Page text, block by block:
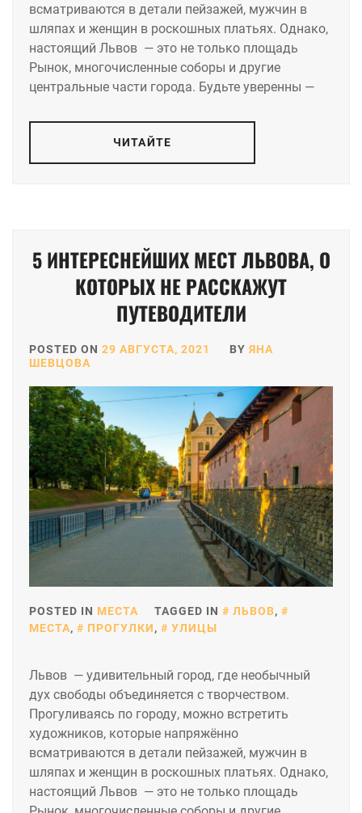
всматриваются в детали пейзажей, мужчин в
шляпах и женщин в роскошных платьях. Однако,
настоящий Львов — это не только площадь
Рынок, многочисленные соборы и другие
центральные части города. Будьте уверенны —
ЧИТАЙТЕ
5 ИНТЕРЕСНЕЙШИХ МЕСТ ЛЬВОВА, О
КОТОРЫХ НЕ РАССКАЖУТ
ПУТЕВОДИТЕЛИ
POSTED ON 29 АВГУСТА, 2021 BY ЯНА
ШЕВЦОВА
POSTED IN МЕСТА TAGGED IN ЛЬВОВ,
МЕСТА, ПРОГУЛКИ, УЛИЦЫ
Львов — удивительный город, где необычный
дух свободы объединяется с творчеством.
Прогуливаясь по городу, можно встретить
художников, которые напряжённо
всматриваются в детали пейзажей, мужчин в
шляпах и женщин в роскошных платьях. Однако,
настоящий Львов — это не только площадь